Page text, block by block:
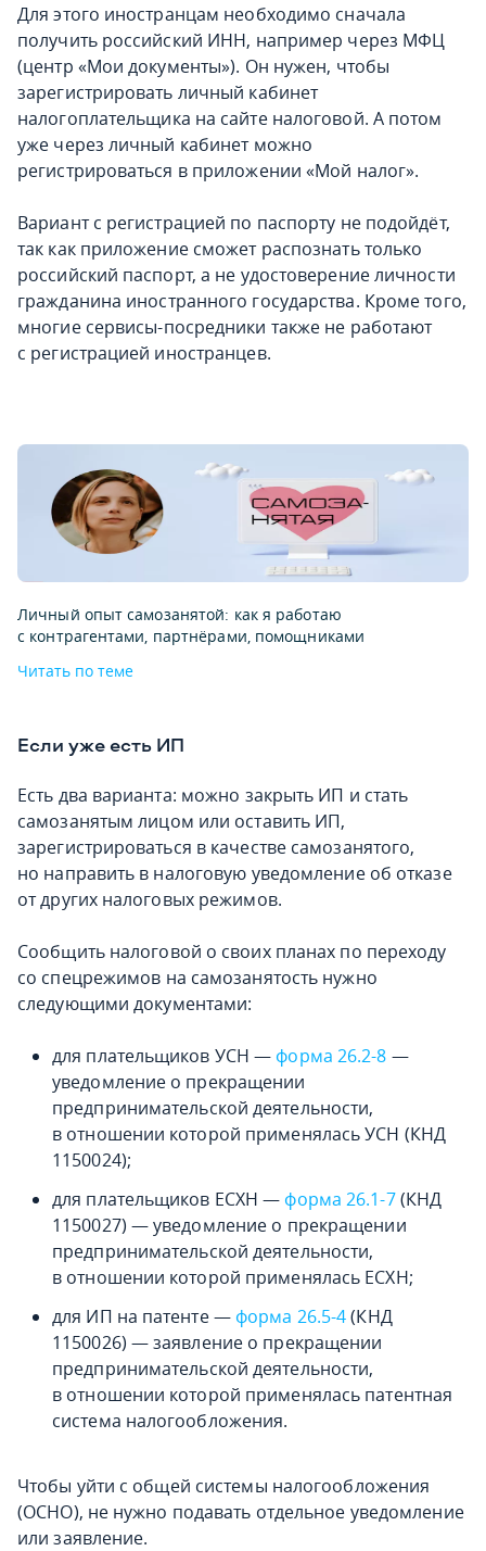
Для этого иностранцам необходимо сначала
получить российский ИНН, например через МФЦ
(центр «Мои документы»). Он нужен, чтобы
зарегистрировать личный кабинет
налогоплательщика на сайте налоговой. А потом
уже через личный кабинет можно
регистрироваться в приложении «Мой налог».
Вариант с регистрацией по паспорту не подойдёт,
так как приложение сможет распознать только
российский паспорт, а не удостоверение личности
гражданина иностранного государства. Кроме того,
многие сервисы-посредники также не работают
с регистрацией иностранцев.
Личный опыт самозанятой: как я работаю
с контрагентами, партнёрами, помощниками
Читать по теме
Если уже есть ИП
Есть два варианта: можно закрыть ИП и стать
самозанятым лицом или оставить ИП,
зарегистрироваться в качестве самозанятого,
но направить в налоговую уведомление об отказе
от других налоговых режимов.
Сообщить налоговой о своих планах по переходу
со спецрежимов на самозанятость нужно
следующими документами:
для плательщиков УСН — форма 26.2-8 —
уведомление о прекращении
предпринимательской деятельности,
в отношении которой применялась УСН (КНД
1150024);
для плательщиков ЕСХН — форма 26.1-7(КНД
1150027) — уведомление о прекращении
предпринимательской деятельности,
в отношении которой применялась ЕСХН;
для ИП на патенте — форма 26.5-4(КНД
1150026) — заявление о прекращении
предпринимательской деятельности,
в отношении которой применялась патентная
система налогообложения.
Чтобы уйти с общей системы налогообложения
(ОСНО), не нужно подавать отдельное уведомление
или заявление.